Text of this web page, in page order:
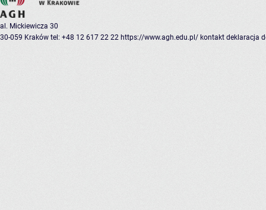
al. Mickiewicza 30
30-059 Kraków tel: +48 12 617 22 22 https://www.agh.edu.pl/ kontakt deklaracja